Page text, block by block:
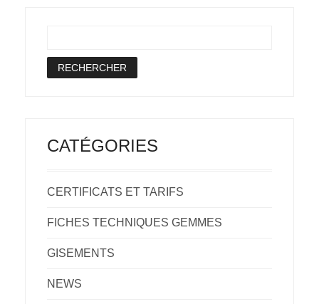
CATÉGORIES
CERTIFICATS ET TARIFS
FICHES TECHNIQUES GEMMES
GISEMENTS
NEWS